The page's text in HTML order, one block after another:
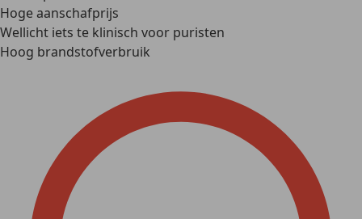
Hoge aanschafprijs
Wellicht iets te klinisch voor puristen
Hoog brandstofverbruik